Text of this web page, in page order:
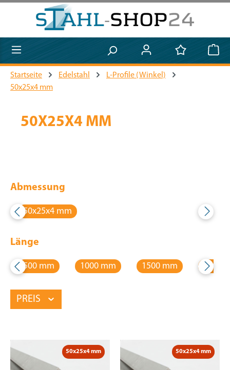
Zum Hauptinhalt springen
Startseite Edelstahl
L-Profile (Winkel)
50x25x4 mm
50X25X4 MM
Abmessung
50x25x4 mm
Länge
500 mm 1000 mm 1500 mm 2000
PREIS
50x25x4 mm 50x25x4 mm